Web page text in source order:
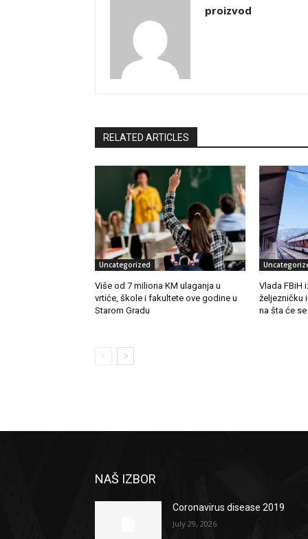
proizvod
RELATED ARTICLES
Uncategorized
Više od 7 miliona KM ulaganja u
vrtiće, škole i fakultete ove godine u
Starom Gradu
Vlada FBiH
željezničku
na šta će
NAŠ IZBOR
Coronavirus disease 2019
July 29, 2026